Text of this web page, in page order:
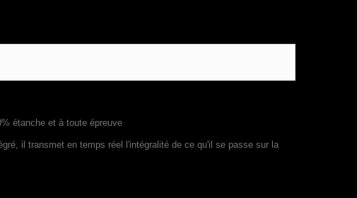
étanche et à toute épreuve
il transmet en temps réel l'intégralité de ce qu'il se passe sur la